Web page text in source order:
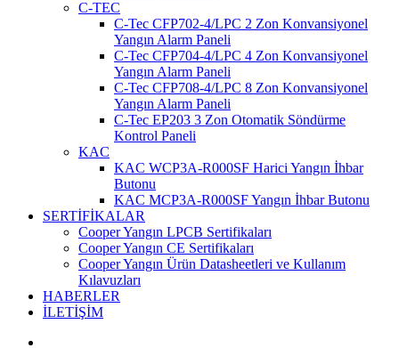
C-TEC
C-Tec CFP702-4/LPC 2 Zon Konvansiyonel
Yangın Alarm Paneli
C-Tec CFP704-4/LPC 4 Zon Konvansiyonel
Yangın Alarm Paneli
C-Tec CFP708-4/LPC 8 Zon Konvansiyonel
Yangın Alarm Paneli
C-Tec EP203 3 Zon Otomatik Söndürme
Kontrol Paneli
KAC
KAC WCP3A-R000SF Harici Yangın İhbar
Butonu
KAC MCP3A-R000SF Yangın İhbar Butonu
SERTİFİKALAR
Cooper Yangın LPCB Sertifikaları
Cooper Yangın CE Sertifikaları
Cooper Yangın Ürün Datasheetleri ve Kullanım
Kılavuzları
HABERLER
İLETİŞİM